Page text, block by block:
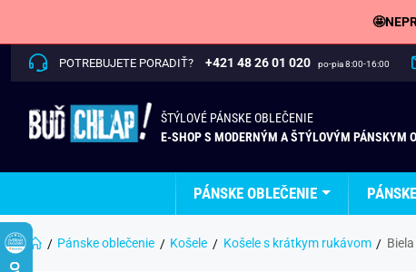
POTREBUJETE PORADIŤ? +421 48 26 01 020 po-pia 8:00-16:00
ŠTÝLOVÉ PÁNSKE OBLEČENIE
E-SHOP S MODERNÝM A ŠTÝLOVÝM PÁNSKYM
PÁNSKE OBLEČENIE
Pánske oblečenie Košele Košele s krátkym rukávom